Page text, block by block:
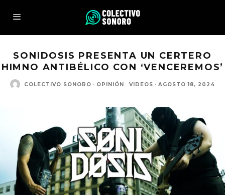
SONIDOSIS PRESENTA UN CERTERO
HIMNO ANTIBÉLICO CON ‘VENCEREMOS’
COLECTIVO SONORO · OPINIÓN VIDEOS · AGOSTO 18, 2024